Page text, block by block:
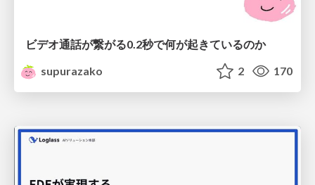
ビデオ通話が繋がる0.2秒で何が起きているのか
supurazako
2 170